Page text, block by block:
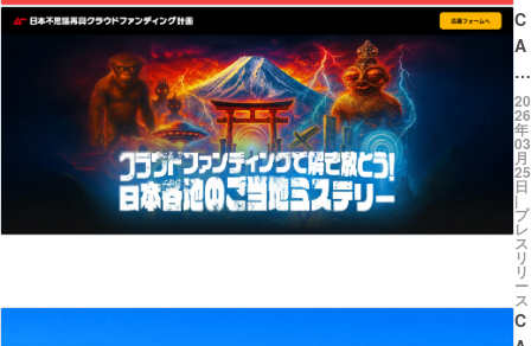
県
能
豪
雨
に
対
す
る
緊
急
災
害
C
A
M
P
FI
R
E
と
日
本
各
地
20
26
年
03
月
25
日
|
プ
レ
ス
リ
リ
ー
ス
C